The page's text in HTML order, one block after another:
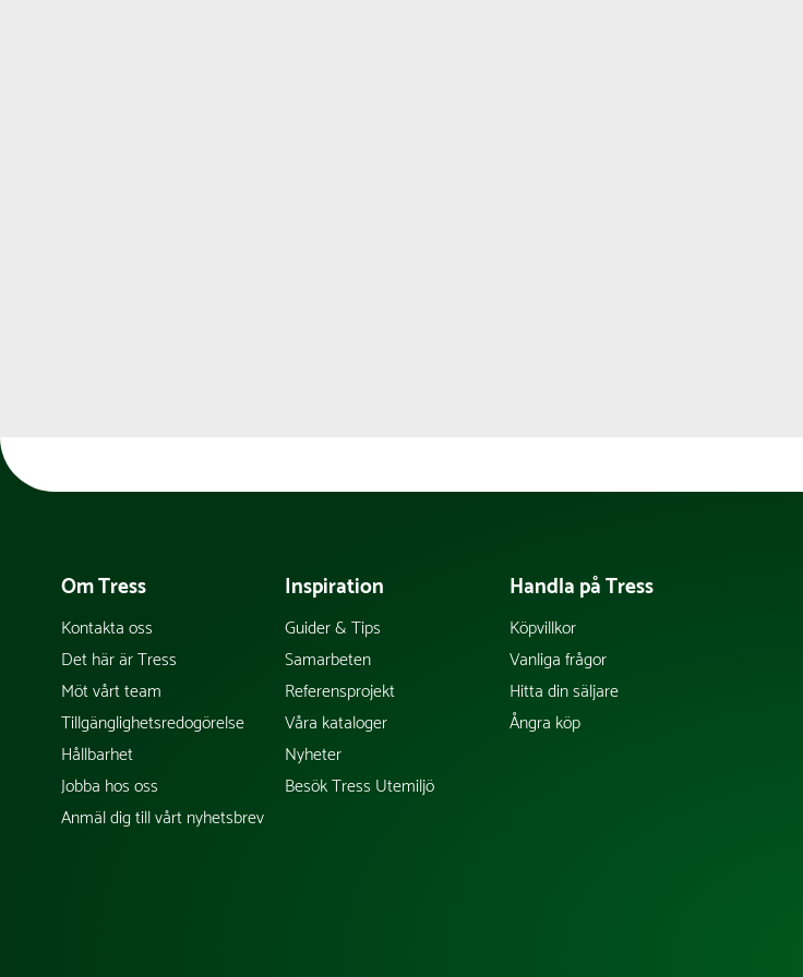
Om Tress
Kontakta oss
Det här är Tress
Möt vårt team
Tillgänglighetsredogörelse
Hållbarhet
Jobba hos oss
Anmäl dig till vårt nyhetsbrev
Inspiration
Guider & Tips
Samarbeten
Referensprojekt
Våra kataloger
Nyheter
Besök Tress Utemiljö
Handla på Tress
Köpvillkor
Vanliga frågor
Hitta din säljare
Ångra köp